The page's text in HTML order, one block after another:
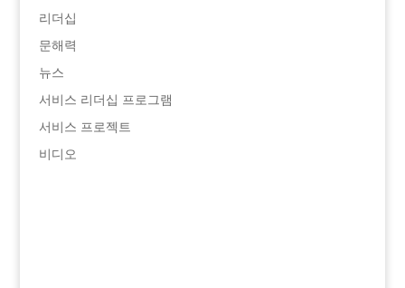
리더십
문해력
뉴스
서비스 리더십 프로그램
서비스 프로젝트
비디오